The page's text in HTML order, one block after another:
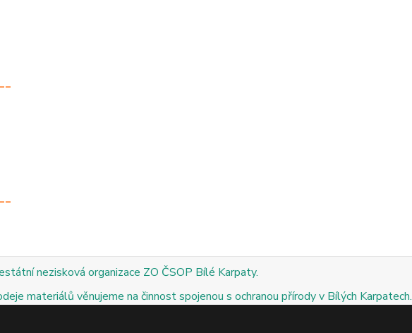
nezisková organizace ZO ČSOP Bílé Karpaty.
materiálů věnujeme na činnost spojenou s ochranou přírody v Bílých Karpatech.